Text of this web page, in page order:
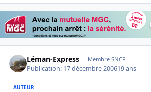
Léman-Express Membre SNCF
Publication: 17 décembre 200619 ans
AUTEUR